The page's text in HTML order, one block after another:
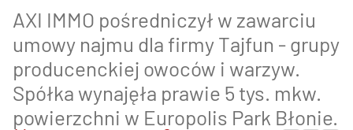
AXI IMMO pośredniczył w zawarciu
umowy najmu dla firmy Tajfun - grupy
producenckiej owoców i warzyw.
Spółka wynajęła prawie 5 tys. mkw.
powierzchni w Europolis Park Błonie.